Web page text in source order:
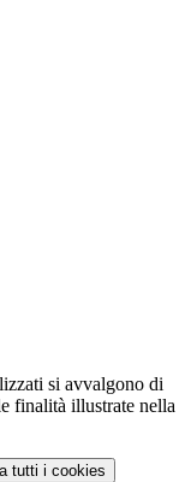
si avvalgono di
finalità illustrate nella
tutti i cookies